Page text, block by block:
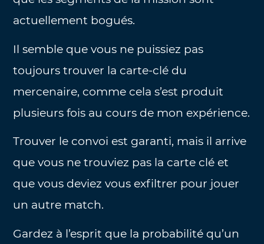
actuellement bogués.
Il semble que vous ne puissiez pas
toujours trouver la carte-clé du
mercenaire, comme cela s’est produit
plusieurs fois au cours de mon expérience.
Trouver le convoi est garanti, mais il arrive
que vous ne trouviez pas la carte clé et
que vous deviez vous exfiltrer pour jouer
un autre match.
Gardez à l’esprit que la probabilité qu’un